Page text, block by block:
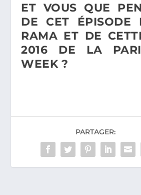
ET VOUS QUE
DE CET ÉPISODE
RAMA ET DE
2016 DE LA
WEEK ?
PARTAGER: